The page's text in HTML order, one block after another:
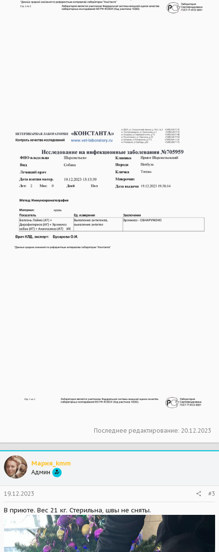
Последнее редактирование: 20.12.2023
Мария_kmm
Админ
19.12.2023 #3
В приюте. Вес 21 кг. Стерильна, швы не сняты.